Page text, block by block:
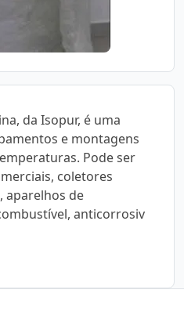
da Isopur, é uma
e montagens
Pode ser
coletores
aparelhos de
anticorrosiv